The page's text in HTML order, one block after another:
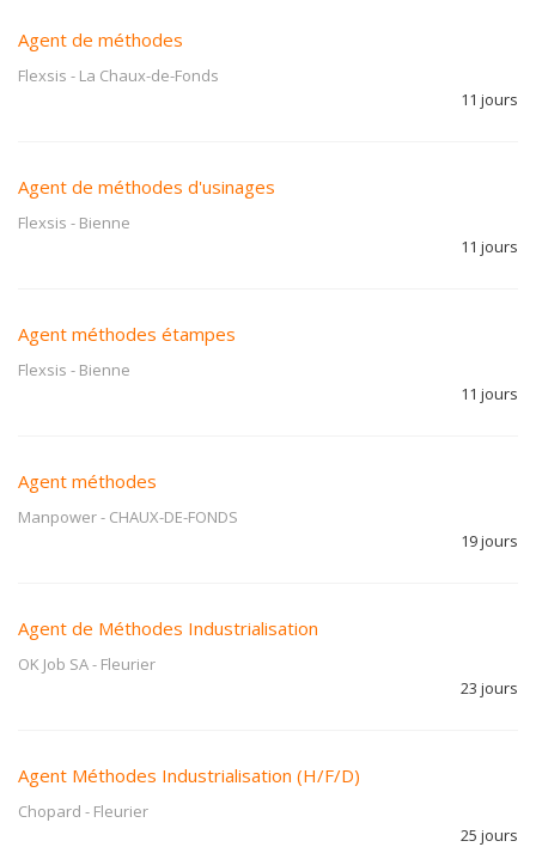
Agent de méthodes
Flexsis - La Chaux-de-Fonds
11 jours
Agent de méthodes d'usinages
Flexsis - Bienne
11 jours
Agent méthodes étampes
Flexsis - Bienne
11 jours
Agent méthodes
Manpower- CHAUX-DE-FONDS
19 jours
Agent de Méthodes Industrialisation
OK Job SA- Fleurier
23 jours
Agent Méthodes Industrialisation (H/F/D)
Chopard - Fleurier
25 jours